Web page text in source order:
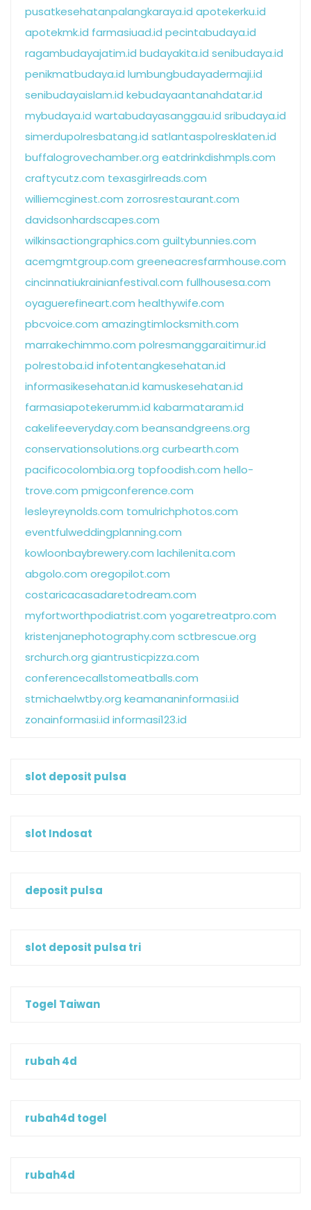
pusatkesehatanpalangkaraya.id apotekerku.id
apotekmk.id farmasiuad.id pecintabudaya.id
ragambudayajatim.id budayakita.id senibudaya.id
penikmatbudaya.id lumbungbudayadermaji.id
senibudayaislam.id kebudayaantanahdatar.id
mybudaya.id wartabudayasanggau.id sribudaya.id
simerdupolresbatang.id satlantaspolresklaten.id
buffalogrovechamber.org eatdrinkdishmpls.com
craftycutz.com texasgirlreads.com
williemcginest.com zorrosrestaurant.com
davidsonhardscapes.com
wilkinsactiongraphics.com guiltybunnies.com
acemgmtgroup.com greeneacresfarmhouse.com
cincinnatiukrainianfestival.com fullhousesa.com
oyaguerefineart.com healthywife.com
pbcvoice.com amazingtimlocksmith.com
marrakechimmo.com polresmanggaraitimur.id
polrestoba.id infotentangkesehatan.id
informasikesehatan.id kamuskesehatan.id
farmasiapotekerumm.id kabarmataram.id
cakelifeeveryday.com beansandgreens.org
conservationsolutions.org curbearth.com
pacificocolombia.org topfoodish.com hello-
trove.com pmigconference.com
lesleyreynolds.com tomulrichphotos.com
eventfulweddingplanning.com
kowloonbaybrewery.com lachilenita.com
abgolo.com oregopilot.com
costaricacasadaretodream.com
myfortworthpodiatrist.com yogaretreatpro.com
kristenjanephotography.com sctbrescue.org
srchurch.org giantrusticpizza.com
conferencecallstomeatballs.com
stmichaelwtby.org keamananinformasi.id
zonainformasi.id informasi123.id
slot deposit pulsa
slot Indosat
deposit pulsa
slot deposit pulsa tri
Togel Taiwan
rubah 4d
rubah4d togel
rubah4d